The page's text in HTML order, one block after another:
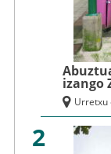
izango
Urretxu
2